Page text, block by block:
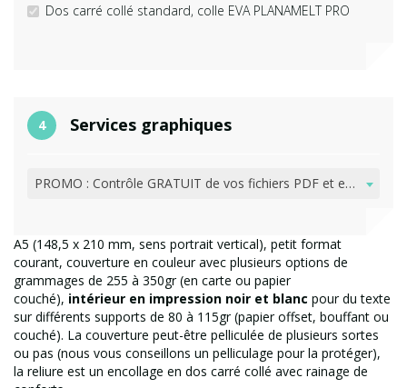
Dos carré collé standard, colle EVA PLANAMELT PRO
4 Services graphiques
Services graphiques PROMO : Contrôle GRATUIT de vos fichiers PDF et envoi d'email pour vérification
A5 (148,5 x 210 mm, sens portrait vertical), petit format
courant, couverture en couleur avec plusieurs options de
grammages de 255 à 350gr (en carte ou papier
couché), intérieur en impression noir et blanc pour du texte
sur différents supports de 80 à 115gr (papier offset, bouffant ou
couché). La couverture peut-être pelliculée de plusieurs sortes
ou pas (nous vous conseillons un pelliculage pour la protéger),
la reliure est un encollage en dos carré collé avec rainage de